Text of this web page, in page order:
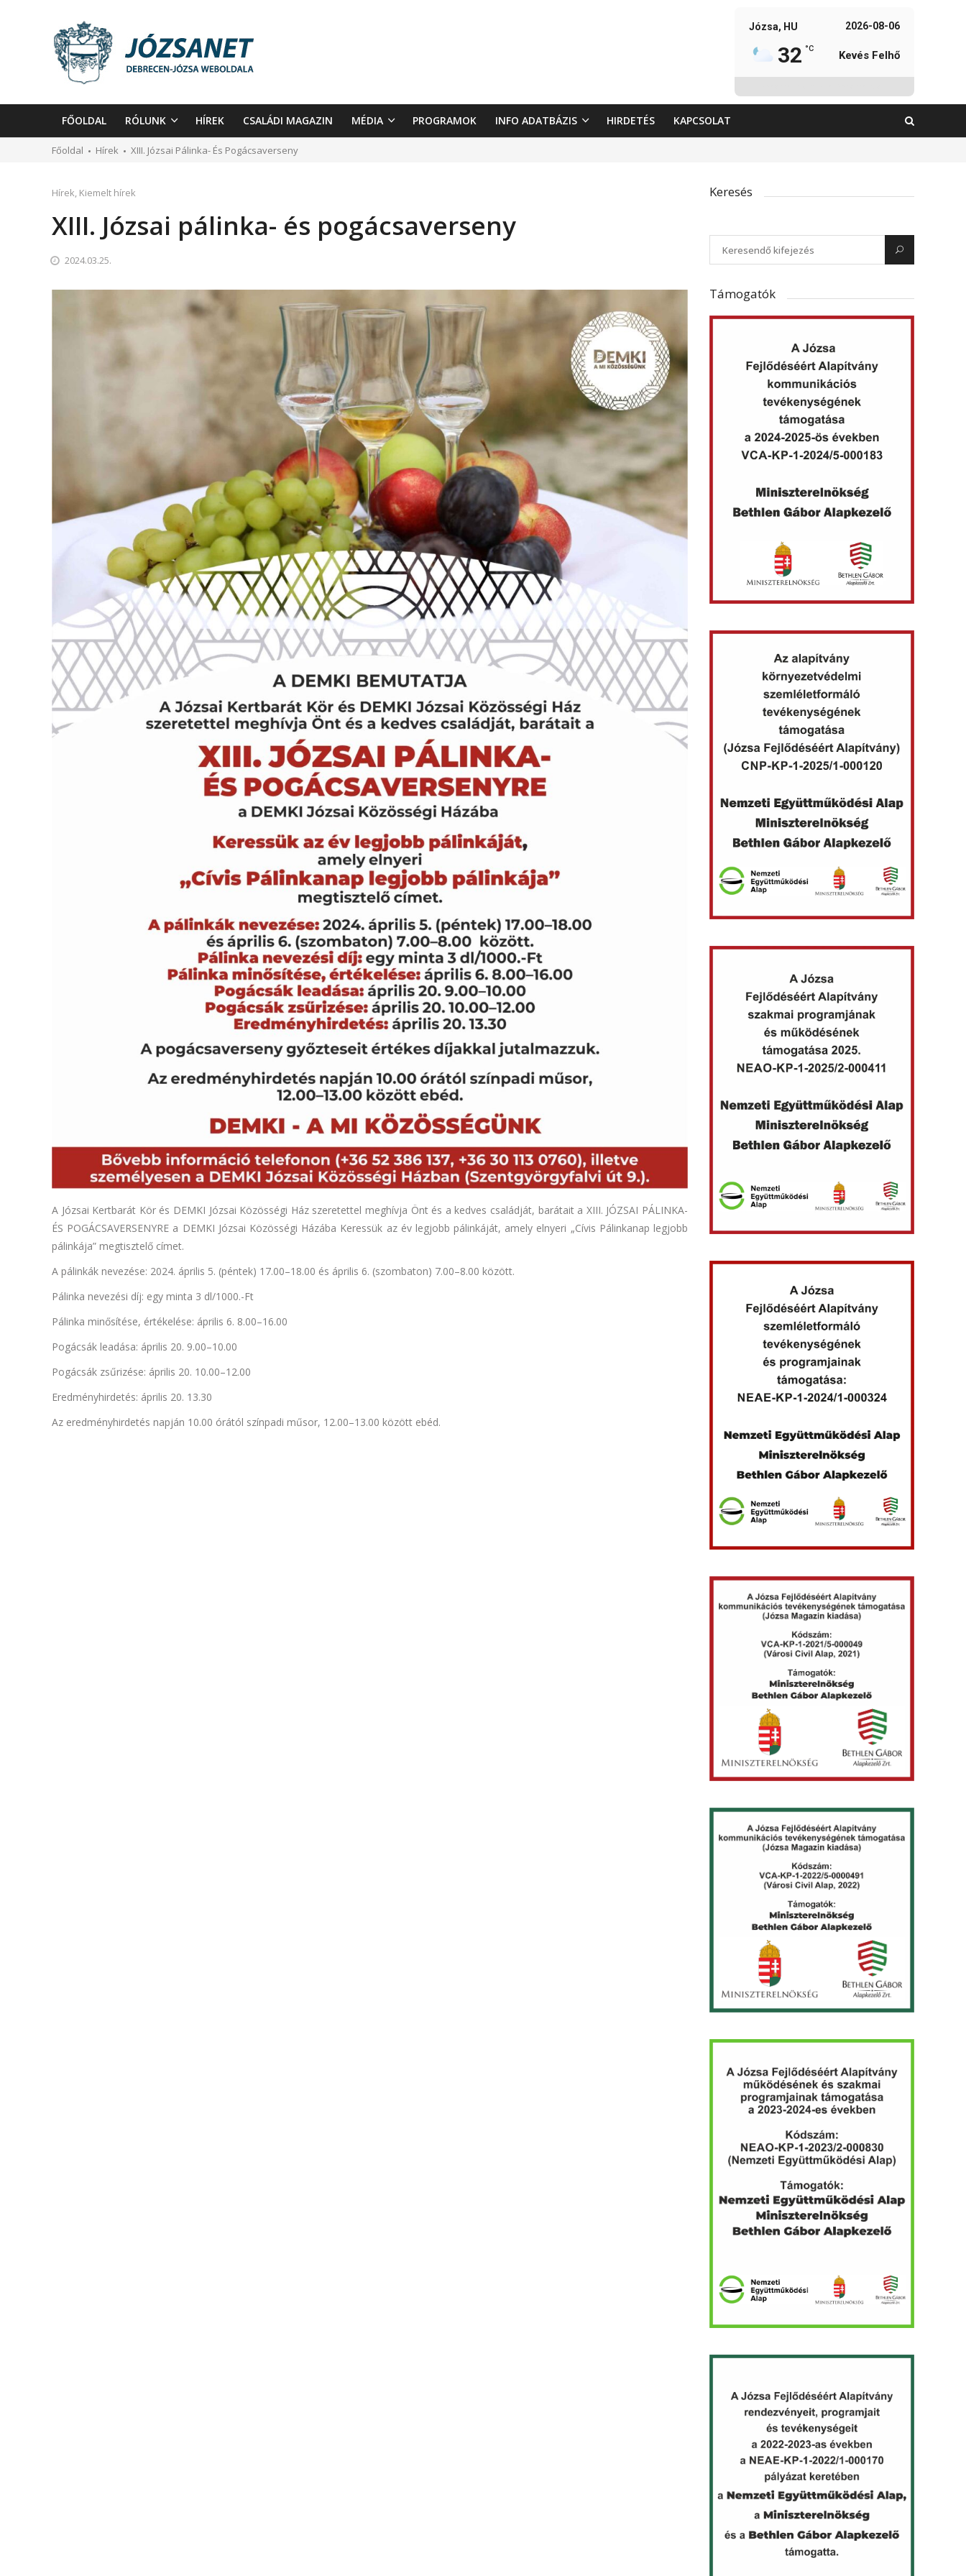
Józsa, HU 2026-08-06
32 °C
Kevés Felhő
FŐOLDAL RÓLUNK HÍREK CSALÁDI MAGAZIN MÉDIA PROGRAMOK INFO ADATBÁZIS HIRDETÉS KAPCSOLAT
Főoldal Hírek XIII. Józsai Pálinka- És Pogácsaverseny
Hírek, Kiemelt hírek
XIII. Józsai pálinka- és pogácsaverseny
2024.03.25.
A Józsai Kertbarát Kör és DEMKI Józsai Közösségi Ház szeretettel meghívja Önt és a kedves családját, barátait a XIII. JÓZSAI PÁLINKA-
ÉS POGÁCSAVERSENYRE a DEMKI Józsai Közösségi Házába Keressük az év legjobb pálinkáját, amely elnyeri „Cívis Pálinkanap legjobb
pálinkája” megtisztelő címet.
A pálinkák nevezése: 2024. április 5. (péntek) 17.00–18.00 és április 6. (szombaton) 7.00–8.00 között.
Pálinka nevezési díj: egy minta 3 dl/1000.-Ft
Pálinka minősítése, értékelése: április 6. 8.00–16.00
Pogácsák leadása: április 20. 9.00–10.00
Pogácsák zsűrizése: április 20. 10.00–12.00
Eredményhirdetés: április 20. 13.30
Az eredményhirdetés napján 10.00 órától színpadi műsor, 12.00–13.00 között ebéd.
Keresés
Támogatók